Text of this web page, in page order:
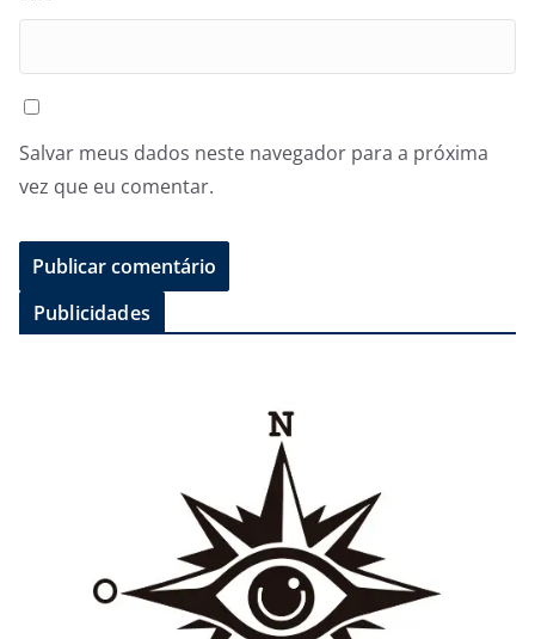
Salvar meus dados neste navegador para a próxima
vez que eu comentar.
Publicidades